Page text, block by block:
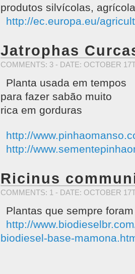
produtos silvícolas,
http://ec.europa.eu/
Jatrophas
COMMENTS: 3 - DATE: OCTOBER
Planta usada em tempos
para fazer sabão muito
rica em gorduras
http://
http://
Ricinus
COMMENTS: 1 - DATE: OCTOBER
Plantas que sempre
http://
biodiesel-base-